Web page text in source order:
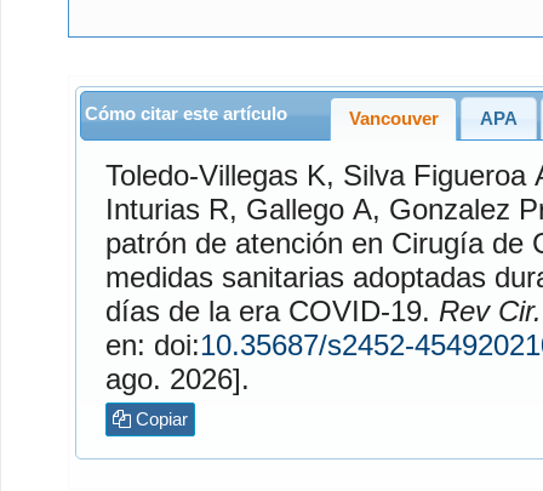
Cómo citar este artículo Vancouver APA
Toledo-VillegasK, Silva Figueroa
InturiasR, GallegoA, Gonzalez
patrón de atención en Cirugía de
medidas sanitarias adoptadas
días de la era COVID-19. Rev Cir.
en: doi:10.35687/s2452-
ago. 2026].
Copiar